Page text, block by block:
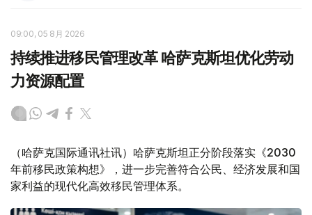
09:00, 05 8月 2026
持续推进移民管理改革 哈萨克斯坦优化劳动
力资源配置
（哈萨克国际通讯社讯）哈萨克斯坦正分阶段落实《2030
年前移民政策构想》，进一步完善符合公民、经济发展和国
家利益的现代化高效移民管理体系。